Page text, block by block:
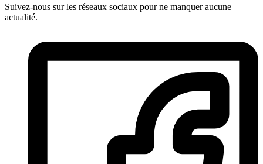
Suivez-nous sur les réseaux sociaux pour ne manquer aucune
actualité.